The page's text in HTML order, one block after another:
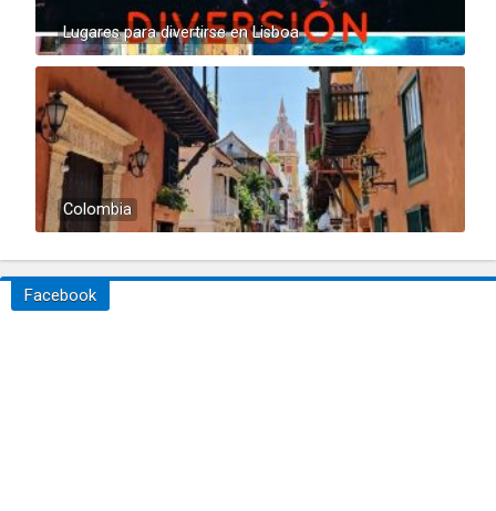
Lugares para divertirse en Lisboa
Colombia
Facebook